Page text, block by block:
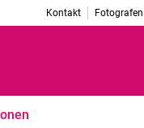
Kontakt Fotografen